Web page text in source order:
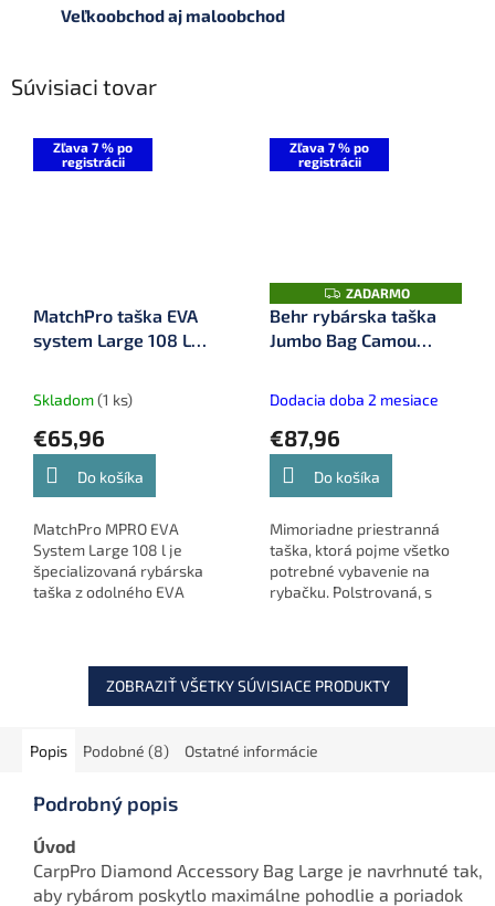
Veľkoobchod aj maloobchod
Súvisiaci tovar
Zľava 7 % po
registrácii
MatchPro taška EVA
system Large 108 L
Skladom(1 ks)
€65,96
Do košíka
MatchPro MPRO EVA
System Large 108 l je
špecializovaná rybárska
taška z odolného EVA
Zľava 7 % po
registrácii
Z
A
D
A
R
ZADARMO
Behr rybárska taška
Jumbo Bag Camou
Dodacia doba 2 mesiace
€87,96
Do košíka
Mimoriadne priestranná
taška, ktorá pojme všetko
potrebné vybavenie na
rybačku. Polstrovaná, s
ZOBRAZIŤ VŠETKY SÚVISIACE PRODUKTY
Popis Podobné (8) Ostatné informácie
Podrobný popis
Úvod
CarpPro Diamond Accessory Bag Large je navrhnuté tak,
aby rybárom poskytlo maximálne pohodlie a poriadok